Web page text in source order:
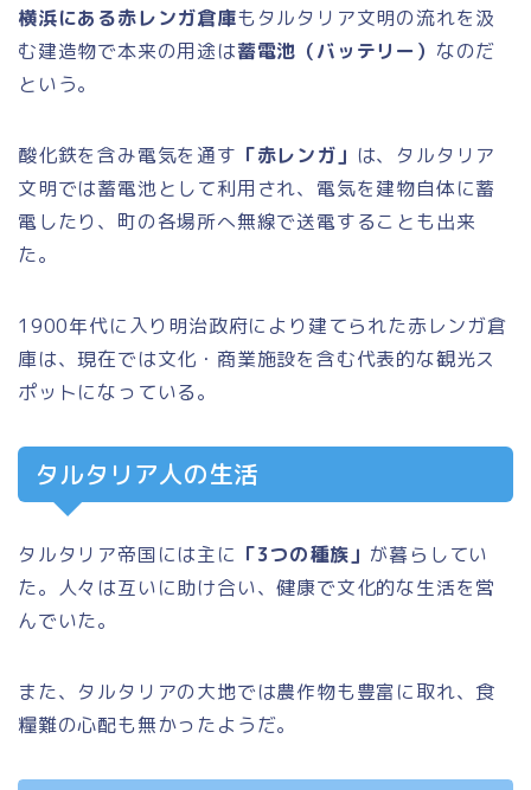
横浜にある赤レンガ倉庫もタルタリア文明の流れを汲
む建造物で本来の用途は蓄電池（バッテリー） なのだ
という。
酸化鉄を含み電気を通す 「赤レンガ」 は、タルタリア
文明では蓄電池として利用され、電気を建物自体に蓄
電したり、町の各場所へ無線で送電することも出来
た。
1900年代に入り明治政府により建てられた赤レンガ倉
庫は、現在では文化・商業施設を含む代表的な観光ス
ポットになっている。
タルタリア人の生活
タルタリア帝国には主に 「3つの種族」 が暮らしてい
た。人々は互いに助け合い、健康で文化的な生活を営
んでいた。
また、タルタリアの大地では農作物も豊富に取れ、食
糧難の心配も無かったようだ。